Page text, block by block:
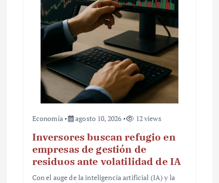
Economía agosto 10, 2026 12 views
Inversores buscan refugio en
empresas de gestión de
residuos ante volatilidad de IA
Con el auge de la inteligencia artificial (IA) y la